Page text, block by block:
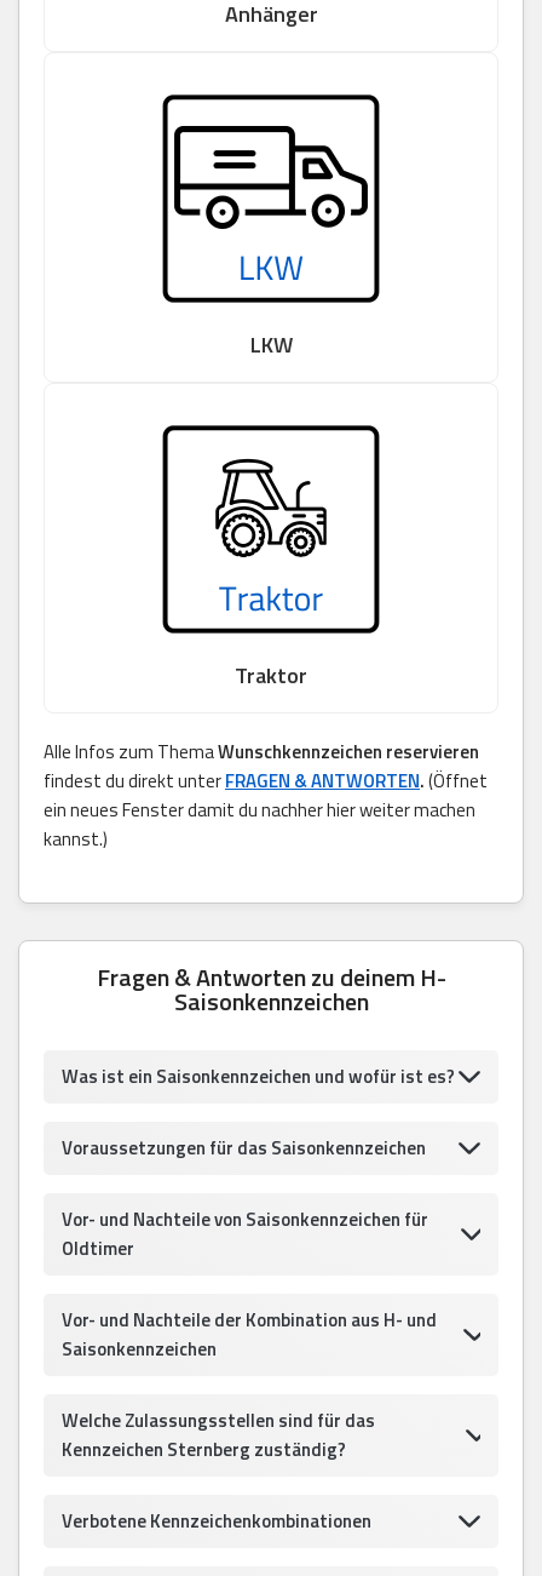
Anhänger
LKW
Traktor
Alle Infos zum ThemaWunschkennzeichen reservieren
findest du direkt unterFRAGEN & ANTWORTEN.(Öffnet
ein neues Fenster damit du nachher hier weiter machen
kannst.)
Fragen & Antworten zu deinem H-
Saisonkennzeichen
Was ist ein Saisonkennzeichen und wofür ist es?
Voraussetzungen für das Saisonkennzeichen
Vor- und Nachteile von Saisonkennzeichen für
Oldtimer
Vor- und Nachteile der Kombination aus H- und
Saisonkennzeichen
Welche Zulassungsstellen sind für das
Kennzeichen Sternberg zuständig?
Verbotene Kennzeichenkombinationen